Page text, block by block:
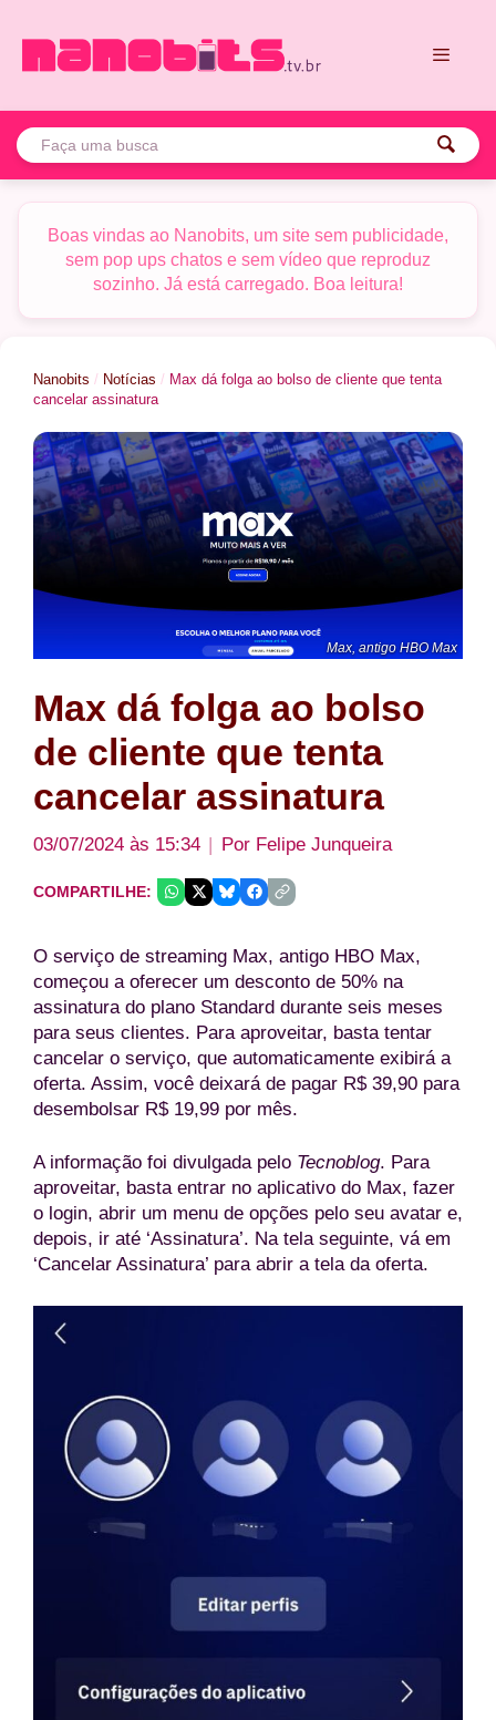
para
Boas vindas ao Nanobits, um site sem publicidade,
sem pop ups chatos e sem vídeo que reproduz
sozinho. Já está carregado. Boa leitura!
Nanobits / Notícias / Max dá folga ao bolso de cliente que tenta
cancelar assinatura
Max, antigo HBO Max
Max dá folga ao bolso
de cliente que tenta
cancelar assinatura
03/07/2024 às 15:34 Por Felipe Junqueira
COMPARTILHE:
O serviço de streaming Max, antigo HBO Max,
começou a oferecer um desconto de 50% na
assinatura do plano Standard durante seis meses
para seus clientes. Para aproveitar, basta tentar
cancelar o serviço, que automaticamente exibirá a
oferta. Assim, você deixará de pagar R$ 39,90 para
desembolsar R$ 19,99 por mês.
A informação foi divulgada pelo Tecnoblog. Para
aproveitar, basta entrar no aplicativo do Max, fazer
o login, abrir um menu de opções pelo seu avatar e,
depois, ir até ‘Assinatura’. Na tela seguinte, vá em
‘Cancelar Assinatura’ para abrir a tela da oferta.